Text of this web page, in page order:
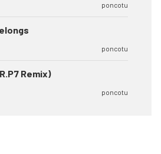
poncotu
poncotu
Remix)
poncotu